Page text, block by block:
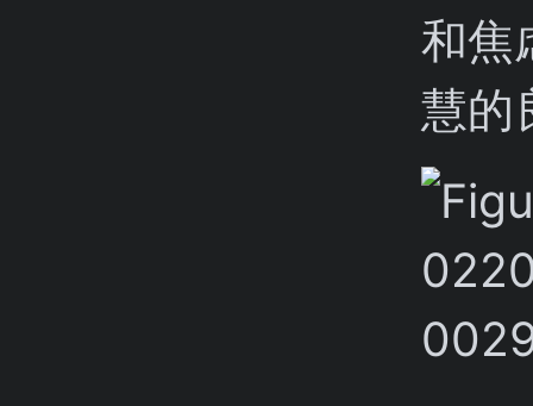
和焦
慧的